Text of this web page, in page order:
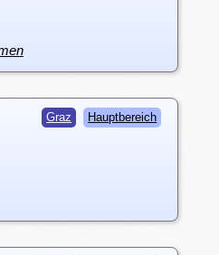
Graz Hauptbereich